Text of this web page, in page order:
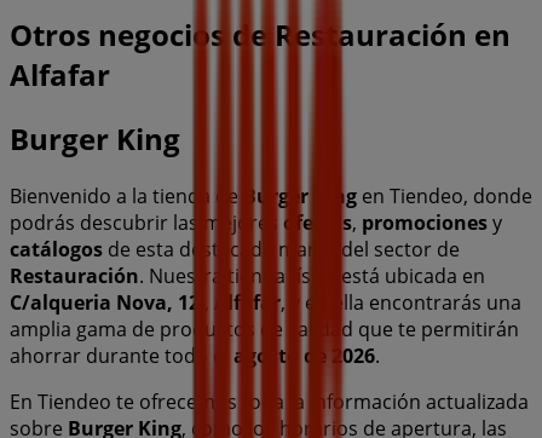
Otros negocios de Restauración en
Alfafar
Burger King
Bienvenido a la tienda de Burger King en Tiendeo, donde
podrás descubrir las mejores ofertas, promocionesy
catálogos de esta destacada marca del sector de
Restauración. Nuestra tienda física está ubicada en
C/alqueria Nova, 12
Alfafar, y en ella encontrarás una
amplia gama de productos de calidad que te permitirán
ahorrar durante todo el agosto de 2026.
En Tiendeo te ofrecemos toda la información actualizada
sobre Burger King, como los horarios de apertura, las